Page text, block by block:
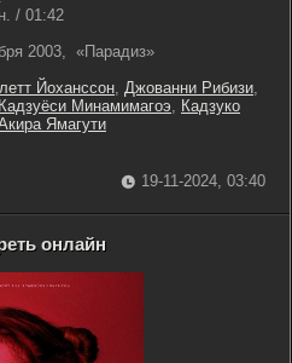
/ 01:42
2003, «Парадиз»
Йоханссон, Джованни Рибизи,
Кадзуёси Минамимагоэ, Кадзуко
Ямагути
19-11-2024, 03:40
онлайн